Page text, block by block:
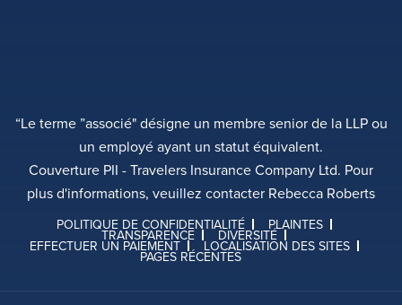
“Le terme ”associé" désigne un membre senior de la LLP ou
un employé ayant un statut équivalent.
Couverture PII - Travelers Insurance Company Ltd. Pour
plus d'informations, veuillez contacter Rebecca Roberts
POLITIQUE DE CONFIDENTIALITÉ PLAINTES
TRANSPARENCE DIVERSITÉ
EFFECTUER UN PAIEMENT LOCALISATION DES SITES
PAGES RÉCENTES